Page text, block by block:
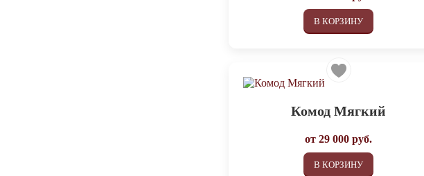
В КОРЗИНУ
Комод Мягкий
от29 000 руб.
В КОРЗИНУ